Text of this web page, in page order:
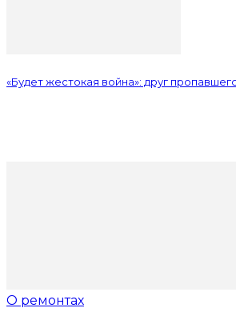
«Будет жестокая война»: друг
О ремонтах